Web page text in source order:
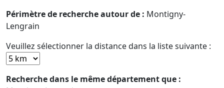
Périmètre de recherche autour de : Montigny-
Lengrain
Veuillez sélectionner la distance dans la liste suivante :
Recherche dans le même département que :